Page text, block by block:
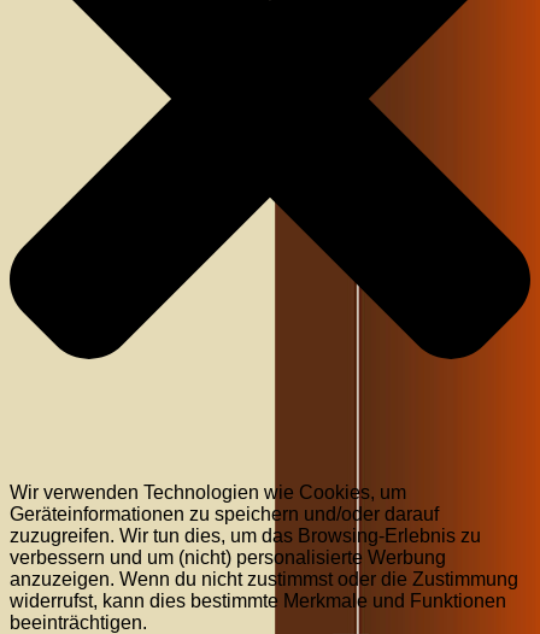
Wir verwenden Technologien wie Cookies, um
Geräteinformationen zu speichern und/oder darauf
zuzugreifen. Wir tun dies, um das Browsing-Erlebnis zu
verbessern und um (nicht) personalisierte Werbung
anzuzeigen. Wenn du nicht zustimmst oder die Zustimmung
widerrufst, kann dies bestimmte Merkmale und Funktionen
beeinträchtigen.